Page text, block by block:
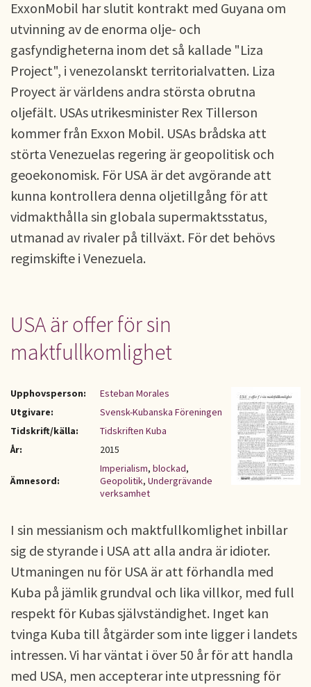
ExxonMobil har slutit kontrakt med Guyana om
utvinning av de enorma olje- och
gasfyndigheterna inom det så kallade "Liza
Project", i venezolanskt territorialvatten. Liza
Proyect är världens andra största obrutna
oljefält. USAs utrikesminister Rex Tillerson
kommer från Exxon Mobil. USAs brådska att
störta Venezuelas regering är geopolitisk och
geoekonomisk. För USA är det avgörande att
kunna kontrollera denna oljetillgång för att
vidmakthålla sin globala supermaktsstatus,
utmanad av rivaler på tillväxt. För det behövs
regimskifte i Venezuela.
USA är offer för sin
maktfullkomlighet
Upphovsperson:
Esteban Morales
Utgivare:
Svensk-Kubanska Föreningen
Tidskrift/källa:
Tidskriften Kuba
År:
2015
Ämnesord:
Imperialism, blockad,
Geopolitik, Undergrävande
verksamhet
I sin messianism och maktfullkomlighet inbillar
sig de styrande i USA att alla andra är idioter.
Utmaningen nu för USA är att förhandla med
Kuba på jämlik grundval och lika villkor, med full
respekt för Kubas självständighet. Inget kan
tvinga Kuba till åtgärder som inte ligger i landets
intressen. Vi har väntat i över 50 år för att handla
med USA, men accepterar inte utpressning för